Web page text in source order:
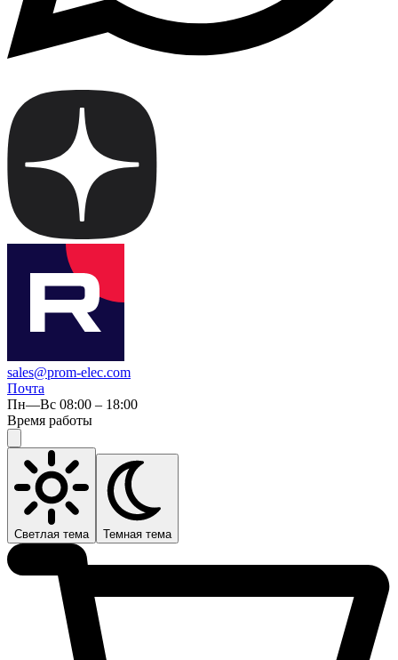
sales@prom-elec.com
Почта
Пн—Вс 08:00 – 18:00
Время работы
Светлая тема Темная тема